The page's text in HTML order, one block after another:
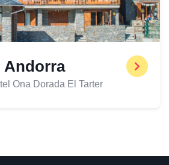
Andorra
Ona Dorada El Tarter